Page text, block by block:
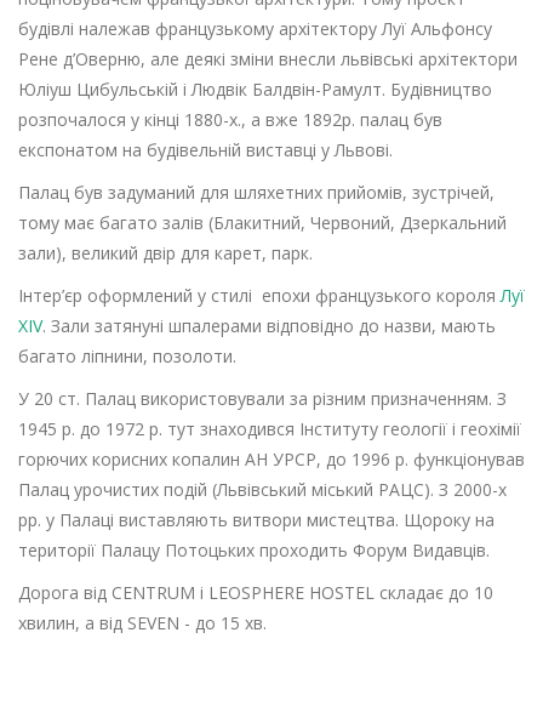
будівлі належав французькому архітектору Луї Альфонсу
Рене д’Оверню, але деякі зміни внесли львівські архітектори
Юліуш Цибульській і Людвік Балдвін-Рамулт. Будівництво
розпочалося у кінці 1880-х., а вже 1892р. палац був
експонатом на будівельній виставці у Львові.
Палац був задуманий для шляхетних прийомів, зустрічей,
тому має багато залів (Блакитний, Червоний, Дзеркальний
зали), великий двір для карет, парк.
Інтер’єр оформлений у стилі епохи французького короля Луї
XIV. Зали затянуні шпалерами відповідно до назви, мають
багато ліпнини, позолоти.
У 20 ст. Палац використовували за різним призначенням. З
1945 р. до 1972 р. тут знаходився Інституту геології і геохімії
горючих корисних копалин АН УРСР, до 1996 р. функціонував
Палац урочистих подій (Львівський міський РАЦС). З 2000-х
рр. у Палаці виставляють витвори мистецтва. Щороку на
території Палацу Потоцьких проходить Форум Видавців.
Дорога від CENTRUM і LEOSPHERE HOSTEL складає до 10
хвилин, а від SEVEN - до 15 хв.